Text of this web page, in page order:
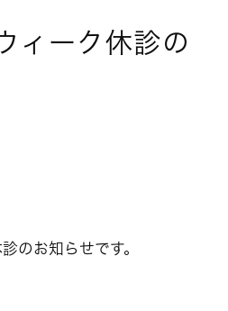
ィーク休診の
のお知らせです。